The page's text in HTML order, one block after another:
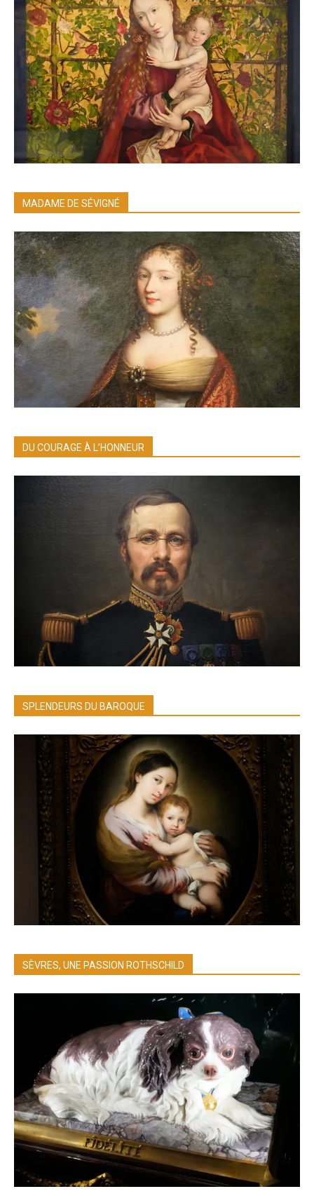
MADAME DE SÉVIGNÉ
DU COURAGE À L’HONNEUR
SPLENDEURS DU BAROQUE
SÈVRES, UNE PASSION ROTHSCHILD